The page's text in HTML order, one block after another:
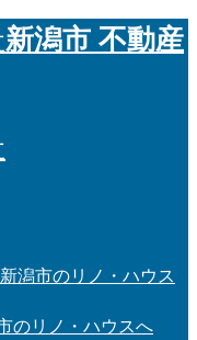
新潟市 不動産
潟市のリノ・ハウス
のリノ・ハウスへ